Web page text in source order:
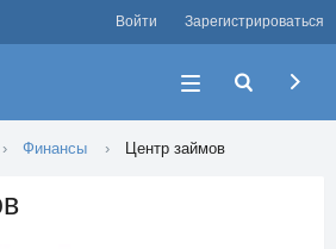
Войти Зарегистрироваться
Финансы Центр займов